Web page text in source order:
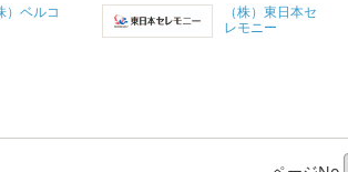
）ベルコ
（株）東日本セ
レモニー